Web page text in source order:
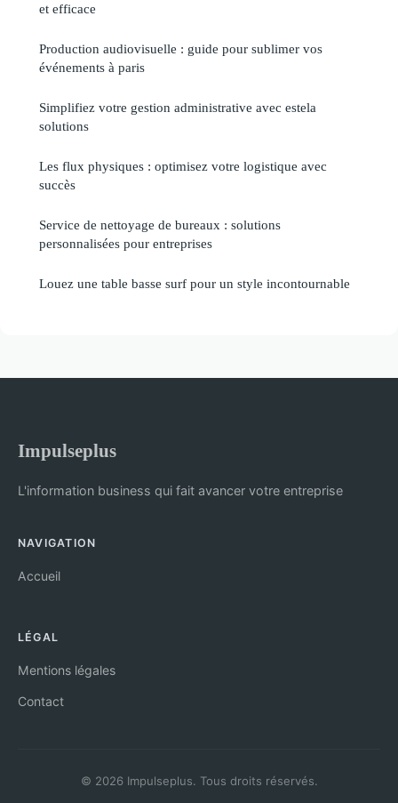
et efficace
Production audiovisuelle : guide pour sublimer vos
événements à paris
Simplifiez votre gestion administrative avec estela
solutions
Les flux physiques : optimisez votre logistique avec
succès
Service de nettoyage de bureaux : solutions
personnalisées pour entreprises
Louez une table basse surf pour un style incontournable
Impulseplus
L'information business qui fait avancer votre entreprise
NAVIGATION
Accueil
LÉGAL
Mentions légales
Contact
© 2026 Impulseplus. Tous droits réservés.